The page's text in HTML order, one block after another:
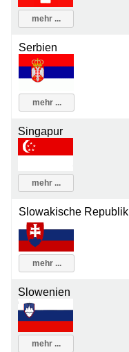
mehr ...
Serbien
mehr ...
Singapur
mehr ...
Slowakische Republik
mehr ...
Slowenien
mehr ...